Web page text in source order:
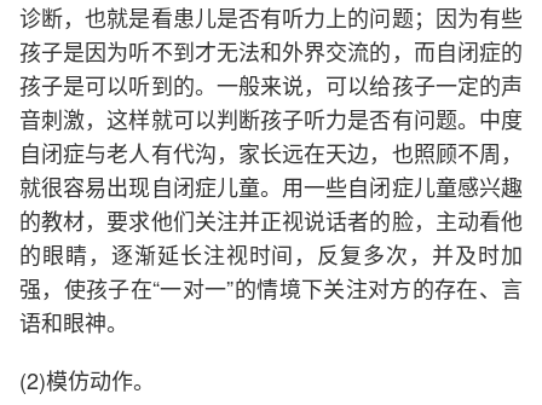
诊断，也就是看患儿是否有听力上的问题；因为有些
孩子是因为听不到才无法和外界交流的，而自闭症的
孩子是可以听到的。一般来说，可以给孩子一定的声
音刺激，这样就可以判断孩子听力是否有问题。中度
自闭症与老人有代沟，家长远在天边，也照顾不周，
就很容易出现自闭症儿童。用一些自闭症儿童感兴趣
的教材，要求他们关注并正视说话者的脸，主动看他
的眼睛，逐渐延长注视时间，反复多次，并及时加
强，使孩子在“一对一”的情境下关注对方的存在、言
语和眼神。
(2)模仿动作。